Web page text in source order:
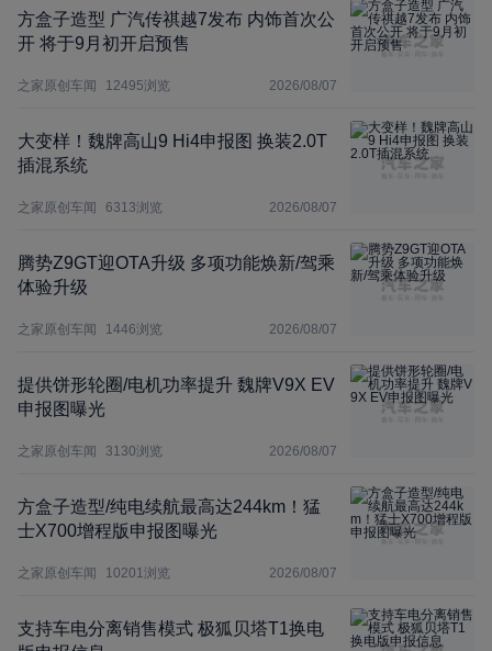
方盒子造型 广汽传祺越7发布 内饰首次公
开 将于9月初开启预售
之家原创车闻 12495浏览 2026/08/07
大变样！魏牌高山9 Hi4申报图 换装2.0T
插混系统
之家原创车闻 6313浏览 2026/08/07
腾势Z9GT迎OTA升级 多项功能焕新/驾乘
体验升级
之家原创车闻 1446浏览 2026/08/07
提供饼形轮圈/电机功率提升 魏牌V9X EV
申报图曝光
之家原创车闻 3130浏览 2026/08/07
方盒子造型/纯电续航最高达244km！猛
士X700增程版申报图曝光
之家原创车闻 10201浏览 2026/08/07
支持车电分离销售模式 极狐贝塔T1换电